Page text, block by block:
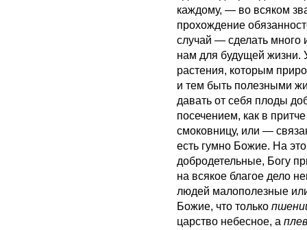
каждому, — во всяком
прохождение
случай — сделать много
нам для будущей жизни.
растения, которым
и тем быть полезными
давать от себя плоды
посечением, как в
смоковницу, или —
есть гумно Божие. На
добродетельные, Богу
на всякое благое дело
людей малополезные
Божие, что только
царство небесное, а